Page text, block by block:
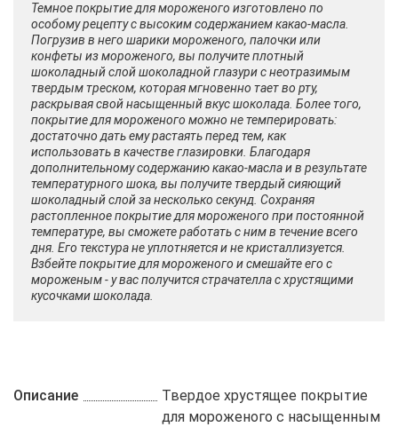
Темное покрытие для мороженого изготовлено по
особому рецепту с высоким содержанием какао-масла.
Погрузив в него шарики мороженого, палочки или
конфеты из мороженого, вы получите плотный
шоколадный слой шоколадной глазури с неотразимым
твердым треском, которая мгновенно тает во рту,
раскрывая свой насыщенный вкус шоколада. Более того,
покрытие для мороженого можно не темперировать:
достаточно дать ему растаять перед тем, как
использовать в качестве глазировки. Благодаря
дополнительному содержанию какао-масла и в результате
температурного шока, вы получите твердый сияющий
шоколадный слой за несколько секунд. Сохраняя
растопленное покрытие для мороженого при постоянной
температуре, вы сможете работать с ним в течение всего
дня. Его текстура не уплотняется и не кристаллизуется.
Взбейте покрытие для мороженого и смешайте его с
мороженым - у вас получится страчателла с хрустящими
кусочками шоколада.
Описание
Твердое хрустящее покрытие
для мороженого с насыщенным